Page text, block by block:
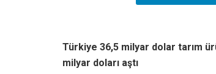
Türkiye 36,5 milyar dolar tarım
milyar doları aştı